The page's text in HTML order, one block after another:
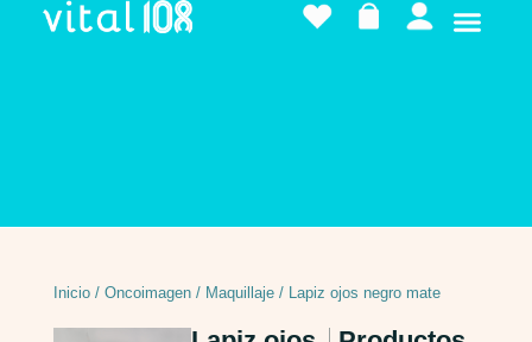
Inicio/ Oncoimagen/ Maquillaje/ Lapiz ojos negro mate